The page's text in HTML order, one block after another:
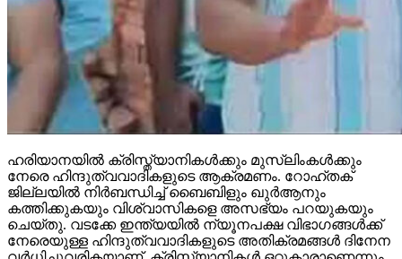
ഹരിയാനയില്‍ ക്രിസ്ത്യാനികള്‍ക്കും മുസ്‌ലിംകള്‍ക്കും
നേരെ ഹിന്ദുത്വവാദികളുടെ ആക്രമണം. റോഹ്തക്
ജില്ലയില്‍ നിര്‍ബന്ധിച്ച് ബൈബിളും ഖുര്‍ആനും
കത്തിക്കുകയും വിശ്വാസികളെ അസഭ്യം പറയുകയും
ചെയ്തു. വടക്കേ ഇന്ത്യയില്‍ ന്യൂനപക്ഷ വിഭാഗങ്ങള്‍ക്ക്
നേരെയുള്ള ഹിന്ദുത്വവാദികളുടെ അതിക്രമങ്ങള്‍ ദിനേന